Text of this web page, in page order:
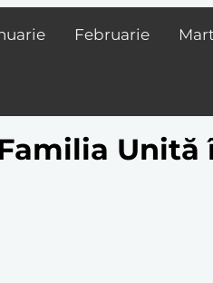
Februarie
Unită